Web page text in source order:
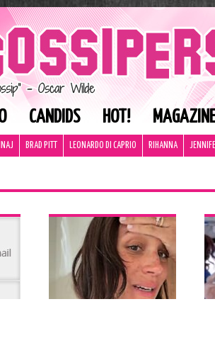
CANDIDS HOT!
BRAD PITT LEONARDO DI CAPRIO RIHANNA